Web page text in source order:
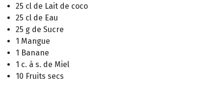
25 cl de Lait de coco
25 cl de Eau
25 g de Sucre
1 Mangue
1 Banane
1 c. à s. de Miel
10 Fruits secs